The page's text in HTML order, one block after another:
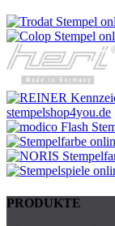
PRODUKTE